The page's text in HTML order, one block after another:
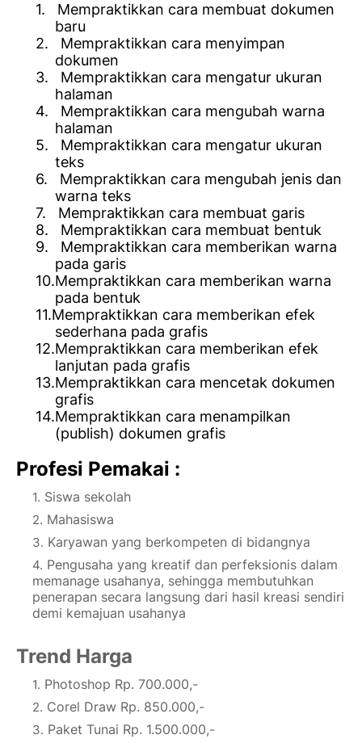
1.
Mempraktikkan cara membuat dokumen
baru
2.
Mempraktikkan cara menyimpan
dokumen
3.
Mempraktikkan cara mengatur ukuran
halaman
4.
Mempraktikkan cara mengubah warna
halaman
5.
Mempraktikkan cara mengatur ukuran
teks
6.
Mempraktikkan cara mengubah jenis dan
warna teks
7.
Mempraktikkan cara membuat garis
8.
Mempraktikkan cara membuat bentuk
9.
Mempraktikkan cara memberikan warna
pada garis
10.Mempraktikkan cara memberikan warna
pada bentuk
11.Mempraktikkan cara memberikan efek
sederhana pada grafis
12.Mempraktikkan cara memberikan efek
lanjutan pada grafis
13.Mempraktikkan cara mencetak dokumen
grafis
14.Mempraktikkan cara menampilkan
(publish) dokumen grafis
Profesi Pemakai :
Siswa sekolah
Mahasiswa
Karyawan yang berkompeten di bidangnya
Pengusaha yang kreatif dan perfeksionis dalam
memanage usahanya, sehingga membutuhkan
penerapan secara langsung dari hasil kreasi sendiri
demi kemajuan usahanya
Trend Harga
Photoshop Rp. 700.000,-
Corel Draw Rp. 850.000,-
Paket Tunai Rp. 1.500.000,-